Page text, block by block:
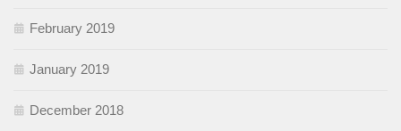
February 2019
January 2019
December 2018